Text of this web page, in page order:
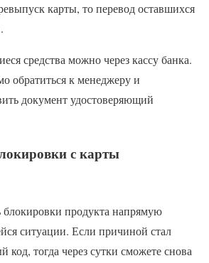
карты, то перевод оставшихся
средства можно через кассу банка.
обратиться к менеджеру и
документ удостоверяющий
с карты
продукта напрямую
ситуации. Если причиной стал
тогда через сутки сможете снова